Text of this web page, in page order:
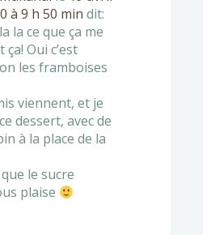
à 9 h 50 min dit:
la ce que ça me
ça! Oui c’est
les framboises
viennent, et je
dessert, avec de
à la place de la
le sucre
plaise